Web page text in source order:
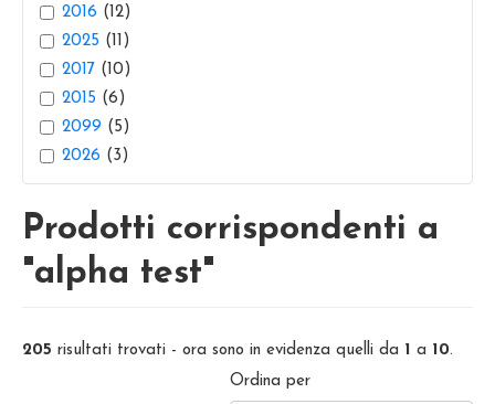
2016 (12)
2025 (11)
2017 (10)
2015 (6)
2099 (5)
2026 (3)
Prodotti corrispondenti a
"alpha test"
205 risultati trovati - ora sono in evidenza quelli da 1 a 10.
Ordina per